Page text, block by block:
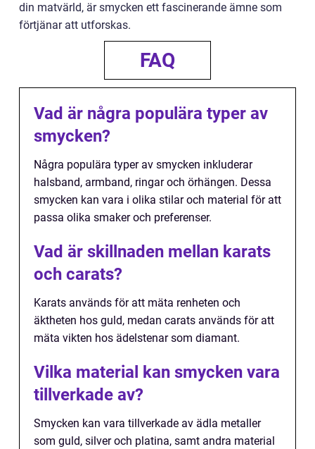
din matvärld, är smycken ett fascinerande ämne som
förtjänar att utforskas.
FAQ
Vad är några populära typer av
smycken?
Några populära typer av smycken inkluderar
halsband, armband, ringar och örhängen. Dessa
smycken kan vara i olika stilar och material för att
passa olika smaker och preferenser.
Vad är skillnaden mellan karats
och carats?
Karats används för att mäta renheten och
äktheten hos guld, medan carats används för att
mäta vikten hos ädelstenar som diamant.
Vilka material kan smycken vara
tillverkade av?
Smycken kan vara tillverkade av ädla metaller
som guld, silver och platina, samt andra material